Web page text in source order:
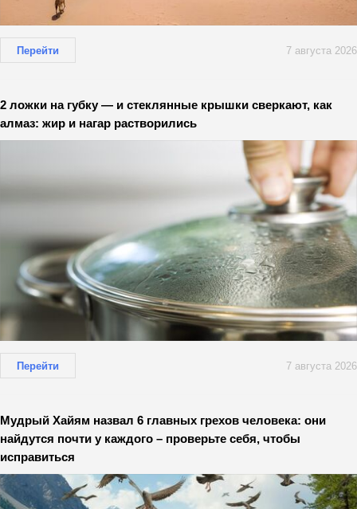
Перейти 7 августа 2026
2 ложки на губку — и стеклянные крышки сверкают, как
алмаз: жир и нагар растворились
Перейти 7 августа 2026
Мудрый Хайям назвал 6 главных грехов человека: они
найдутся почти у каждого – проверьте себя, чтобы
исправиться